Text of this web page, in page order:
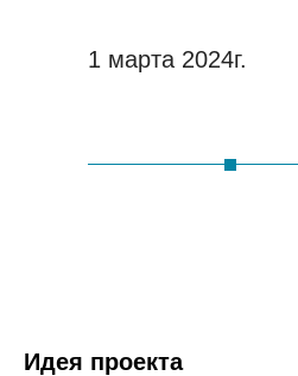
1 марта 2024г.
Идея проекта